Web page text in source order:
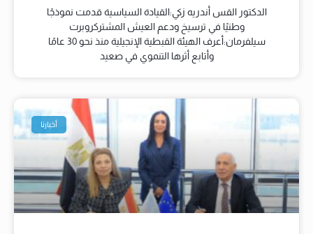
الدكتور القس أندريه زكي:القيادة السياسية قدمت نموذجًا
وطنيًا في ترسيخ ودعم العيش المشتركروبرت
سيلفرمان:أعرف الهيئة القبطية الإنجيلية منذ نحو 30 عامًا
وأتابع أثرها التنموي في صعيد
أخبارنا